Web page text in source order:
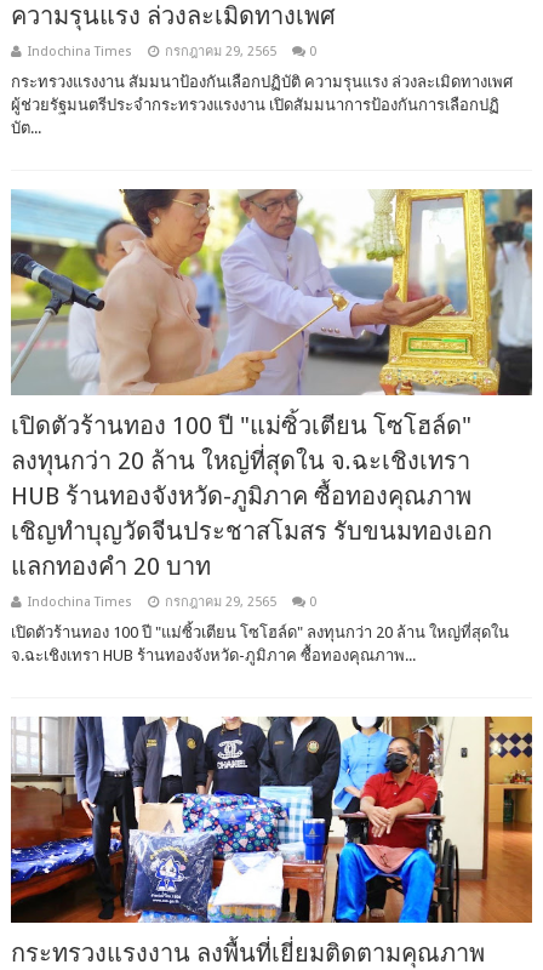
ความรุนแรง ล่วงละเมิดทางเพศ
Indochina Times กรกฎาคม 29, 2565 0
กระทรวงแรงงาน สัมมนาป้องกันเลือกปฏิบัติ ความรุนแรง ล่วงละเมิดทางเพศ
ผู้ช่วยรัฐมนตรีประจำกระทรวงแรงงาน เปิดสัมมนาการป้องกันการเลือกปฏิ
บัต...
เปิดตัวร้านทอง 100 ปี "แม่ซิ้วเตียน โซโฮล์ด"
ลงทุนกว่า 20 ล้าน ใหญ่ที่สุดใน จ.ฉะเชิงเทรา
HUB ร้านทองจังหวัด-ภูมิภาค ซื้อทองคุณภาพ
เชิญทำบุญวัดจีนประชาสโมสร รับขนมทองเอก
แลกทองคำ 20 บาท
Indochina Times กรกฎาคม 29, 2565 0
เปิดตัวร้านทอง 100 ปี "แม่ซิ้วเตียน โซโฮล์ด" ลงทุนกว่า 20 ล้าน ใหญ่ที่สุดใน
จ.ฉะเชิงเทรา HUB ร้านทองจังหวัด-ภูมิภาค ซื้อทองคุณภาพ...
กระทรวงแรงงาน ลงพื้นที่เยี่ยมติดตามคุณภาพ